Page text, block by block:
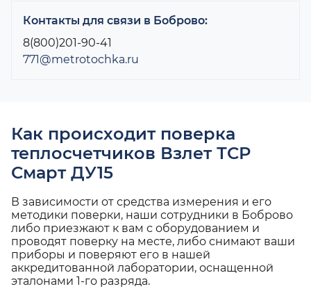
Контакты для связи в Боброво:
8(800)201-90-41
771@metrotochka.ru
Как происходит поверка
теплосчетчиков Взлет ТСР
Смарт ДУ15
В зависимости от средства измерения и его
методики поверки, наши сотрудники в Боброво
либо приезжают к вам с оборудованием и
проводят поверку на месте, либо снимают ваши
приборы и поверяют его в нашей
аккредитованной лаборатории, оснащенной
эталонами 1-го разряда.